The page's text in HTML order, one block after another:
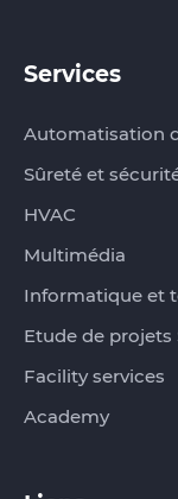
Services
Automatisation
Sûreté et
HVAC
Multimédia
Informatique et
Etude de
Facility services
Academy